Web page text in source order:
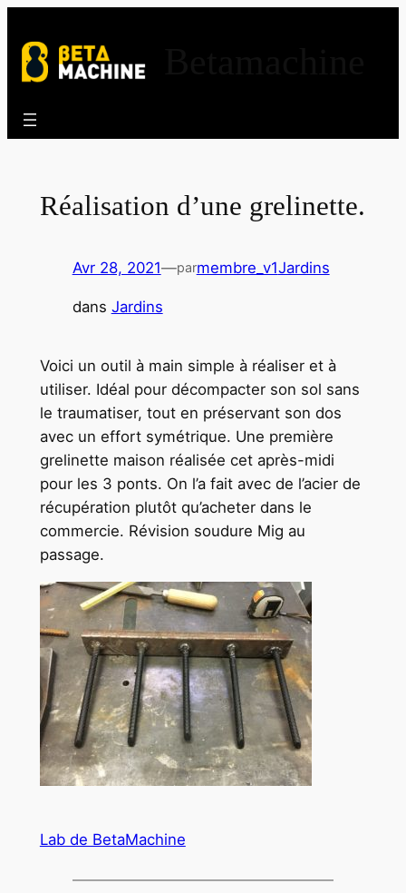
au
contenu
Réalisation d’une grelinette.
Avr 28, 2021—parmembre_v1Jardins
dans Jardins
Voici un outil à main simple à réaliser et à
utiliser. Idéal pour décompacter son sol sans
le traumatiser, tout en préservant son dos
avec un effort symétrique. Une première
grelinette maison réalisée cet après-midi
pour les 3 ponts. On l’a fait avec de l’acier de
récupération plutôt qu’acheter dans le
commercie. Révision soudure Mig au
passage.
Lab de BetaMachine